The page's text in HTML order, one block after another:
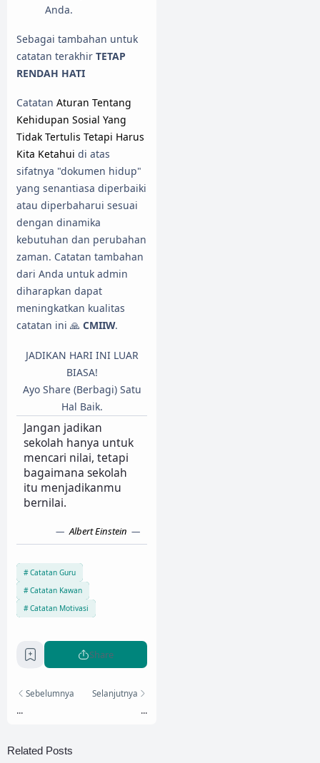
Anda.
Sebagai tambahan untuk
catatan terakhir TETAP
RENDAH HATI
Catatan Aturan Tentang
Kehidupan Sosial Yang
Tidak Tertulis Tetapi Harus
Kita Ketahui di atas
sifatnya "dokumen hidup"
yang senantiasa diperbaiki
atau diperbaharui sesuai
dengan dinamika
kebutuhan dan perubahan
zaman. Catatan tambahan
dari Anda untuk admin
diharapkan dapat
meningkatkan kualitas
catatan ini 🙏 CMIIW.
JADIKAN HARI INI LUAR
BIASA!
Ayo Share (Berbagi) Satu
Hal Baik.
Jangan jadikan
sekolah hanya untuk
mencari nilai, tetapi
bagaimana sekolah
itu menjadikanmu
bernilai.
Albert Einstein
Catatan Guru
Catatan Kawan
Catatan Motivasi
Share
Sebelumnya
...
Selanjutnya
...
Related Posts